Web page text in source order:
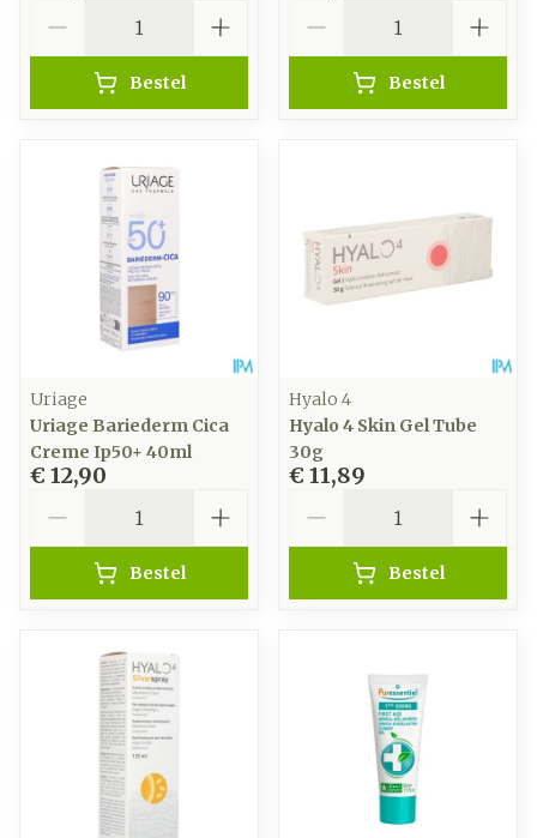
Bestel Bestel
Uriage
Uriage Bariederm Cica
Creme Ip50+ 40ml
€ 12,90
Bestel
Hyalo 4
Hyalo 4 Skin Gel Tube
30g
€ 11,89
Bestel